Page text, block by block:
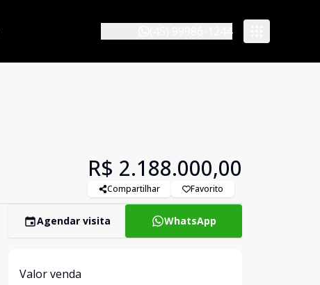
R$ 2.188.000,00
Compartilhar Favorito
Agendar visita WhatsApp
Valor venda